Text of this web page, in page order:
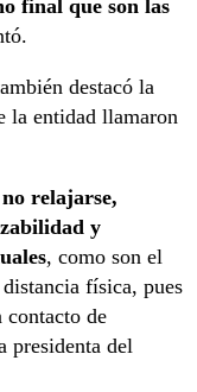
final que son las
destacó la
la entidad llamaron
relajarse,
y
, como son el
física, pues
contacto de
presidenta del